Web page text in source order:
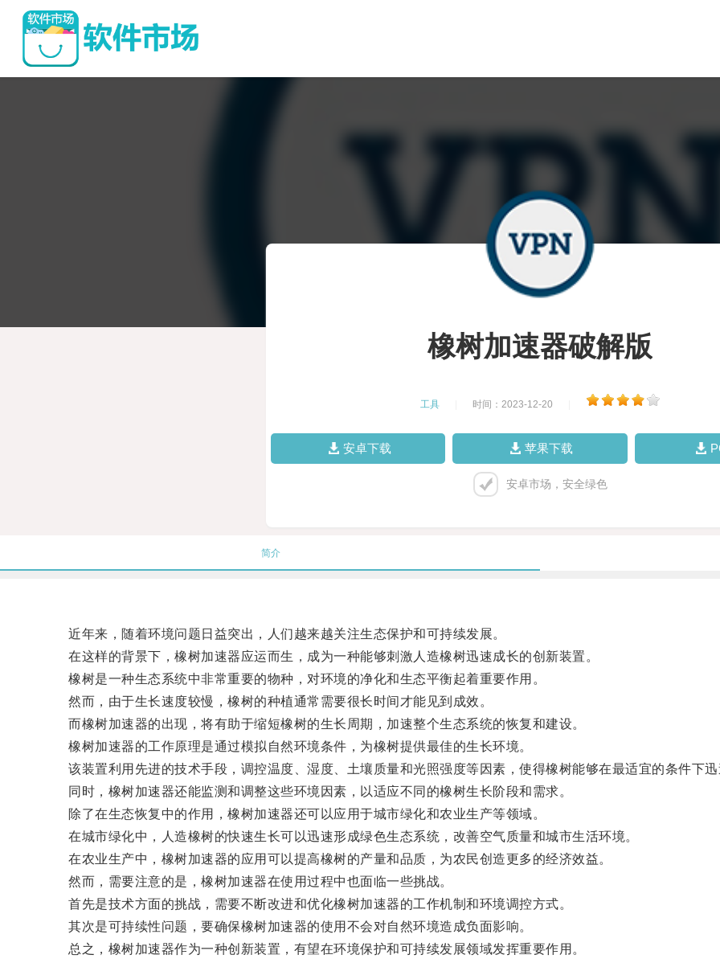
橡树加速器破解版
工具 时间：2023-12-20
安卓下载 苹果下载
安卓市场，安全绿色
简介
近年来，随着环境问题日益突出，人们越来越关注生态保护和可持续发展。
在这样的背景下，橡树加速器应运而生，成为一种能够刺激人造橡树迅速成长的创新装置。
橡树是一种生态系统中非常重要的物种，对环境的净化和生态平衡起着重要作用。
然而，由于生长速度较慢，橡树的种植通常需要很长时间才能见到成效。
而橡树加速器的出现，将有助于缩短橡树的生长周期，加速整个生态系统的恢复和建设。
橡树加速器的工作原理是通过模拟自然环境条件，为橡树提供最佳的生长环境。
该装置利用先进的技术手段，调控温度、湿度、土壤质量和光照强度等因素，使得橡树能够在最适宜的条件下迅
同时，橡树加速器还能监测和调整这些环境因素，以适应不同的橡树生长阶段和需求。
除了在生态恢复中的作用，橡树加速器还可以应用于城市绿化和农业生产等领域。
在城市绿化中，人造橡树的快速生长可以迅速形成绿色生态系统，改善空气质量和城市生活环境。
在农业生产中，橡树加速器的应用可以提高橡树的产量和品质，为农民创造更多的经济效益。
然而，需要注意的是，橡树加速器在使用过程中也面临一些挑战。
首先是技术方面的挑战，需要不断改进和优化橡树加速器的工作机制和环境调控方式。
其次是可持续性问题，要确保橡树加速器的使用不会对自然环境造成负面影响。
总之，橡树加速器作为一种创新装置，有望在环境保护和可持续发展领域发挥重要作用。